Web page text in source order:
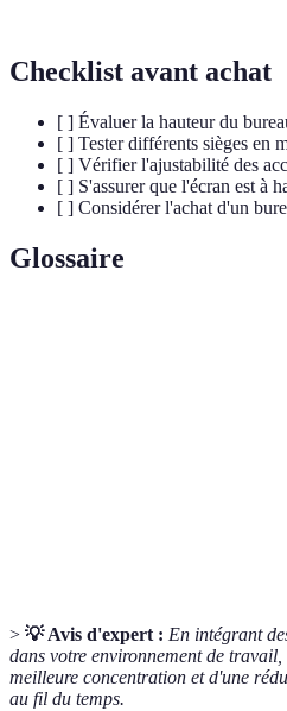
Checklist avant achat
[ ] Évaluer la hauteur du
[ ] Tester différents sièges en
[ ] Vérifier l'ajustabilité des
[ ] S'assurer que l'écran est à
[ ] Considérer l'achat d'un
Glossaire
> 💡 Avis d'expert : En intégrant
dans votre environnement de travail,
meilleure concentration et d'une
au fil du temps.